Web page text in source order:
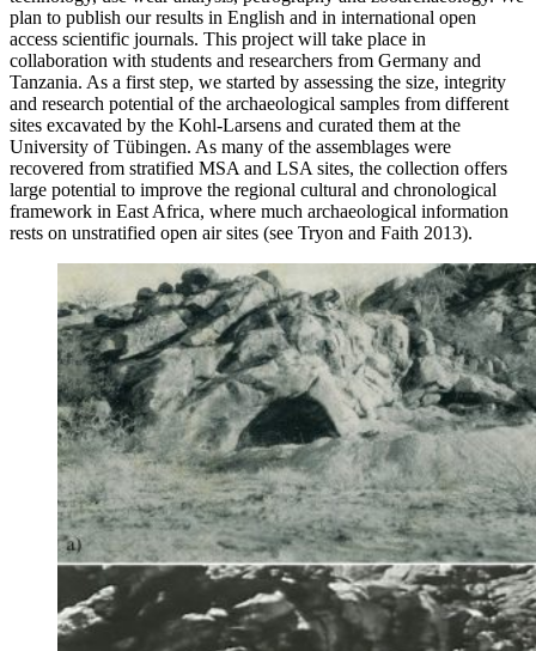
plan to publish our results in English and in international open
access scientific journals. This project will take place in
collaboration with students and researchers from Germany and
Tanzania. As a first step, we started by assessing the size, integrity
and research potential of the archaeological samples from different
sites excavated by the Kohl-Larsens and curated them at the
University of Tübingen. As many of the assemblages were
recovered from stratified MSA and LSA sites, the collection offers
large potential to improve the regional cultural and chronological
framework in East Africa, where much archaeological information
rests on unstratified open air sites (see Tryon and Faith 2013).